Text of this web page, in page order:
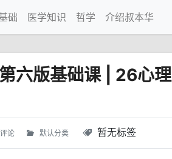
础 医学知识 哲学 介绍叔本华
六版基础课 | 26心
论 默认分类 暂无标签